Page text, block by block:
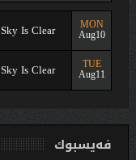
MON
Aug10
Sky Is Clear
TUE
Aug11
Sky Is Clear
فەیسبوك